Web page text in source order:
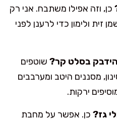
כן, וזה אפילו משתבח. אני רק
ולימון כדי לרענן לפני
בסלט קר? שוטפים
מסננים היטב ומערבבים
ירקות.
גז? כן. אפשר על מחבת